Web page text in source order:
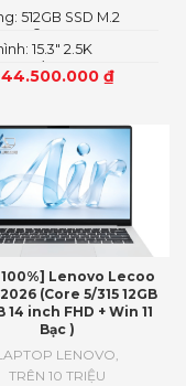
44.500.000 ₫
15.3" 2.5K
OLED
512GB SSD M.2
PCIe® 4.0×4 NVMe
100%] Lenovo Lecoo
(Core 5/315 12GB
14 inch FHD + Win 11
Bạc )
LENOVO,
TRÊN 10 TRIỆU